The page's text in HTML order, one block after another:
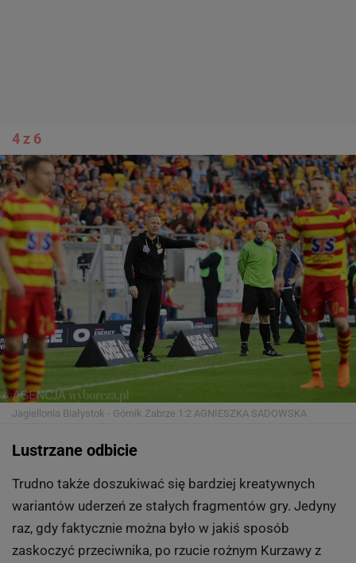
4 z 6
Jagiellonia Białystok - Górnik Zabrze 1:2 AGNIESZKA SADOWSKA
Lustrzane odbicie
Trudno także doszukiwać się bardziej kreatywnych
wariantów uderzeń ze stałych fragmentów gry. Jedyny
raz, gdy faktycznie można było w jakiś sposób
zaskoczyć przeciwnika, po rzucie rożnym Kurzawy z